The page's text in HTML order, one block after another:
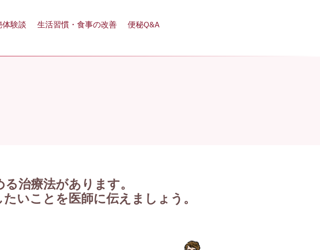
体験談 生活習慣・食事の改善 便秘Q&A
治療法があります。
いことを医師に伝えましょう。